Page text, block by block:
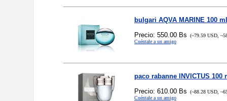
bulgari AQVA MARINE 100
Precio: 550.00 Bs (~79.59 USD,
Cuéntale a un amigo
paco rabanne INVICTUS 100
Precio: 610.00 Bs (~88.28 USD,
Cuéntale a un amigo